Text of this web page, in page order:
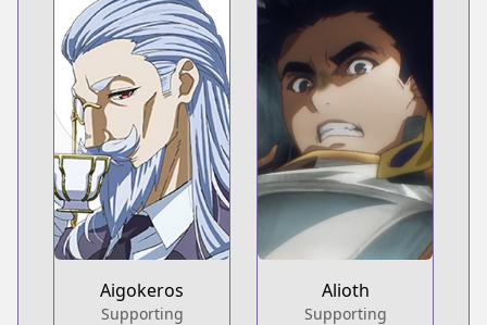
Aigokeros
Supporting
Alioth
Supporting